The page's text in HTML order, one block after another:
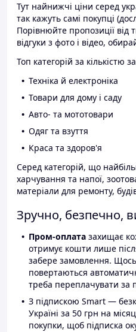
Тут найнижчі ціни серед
так кажуть самі покупці
Порівнюйте пропозиції від
відгуки з фото і відео,
Топ категорій за кількістю
Техніка й електроніка
Товари для дому і саду
Авто- та мототовари
Одяг та взуття
Краса та здоров'я
Серед категорій, що
харчування та напої,
матеріали для ремонту,
Зручно, безпечно,
Пром-оплата захищає
отримує кошти лише
забере замовлення.
повертаються
треба переплачувати за
З підпискою Smart —
Україні за 50 грн на
покупки, щоб підписка